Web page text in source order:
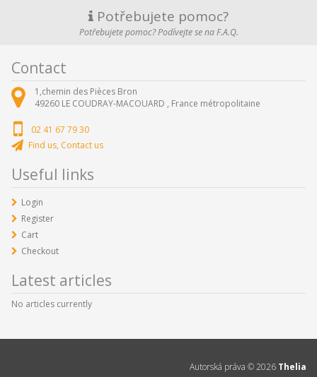
Potřebujete pomoc?
Potřebujete pomoc? Podívejte se na F.A.Q.
Contact
1,chemin des Pièces Bron
49260 LE COUDRAY-MACOUARD , France métropolitaine
02 41 67 79 30
Find us, Contact us
Useful links
Login
Register
Cart
Checkout
Latest articles
No articles currently
Autorská práva ©2026 Thelia